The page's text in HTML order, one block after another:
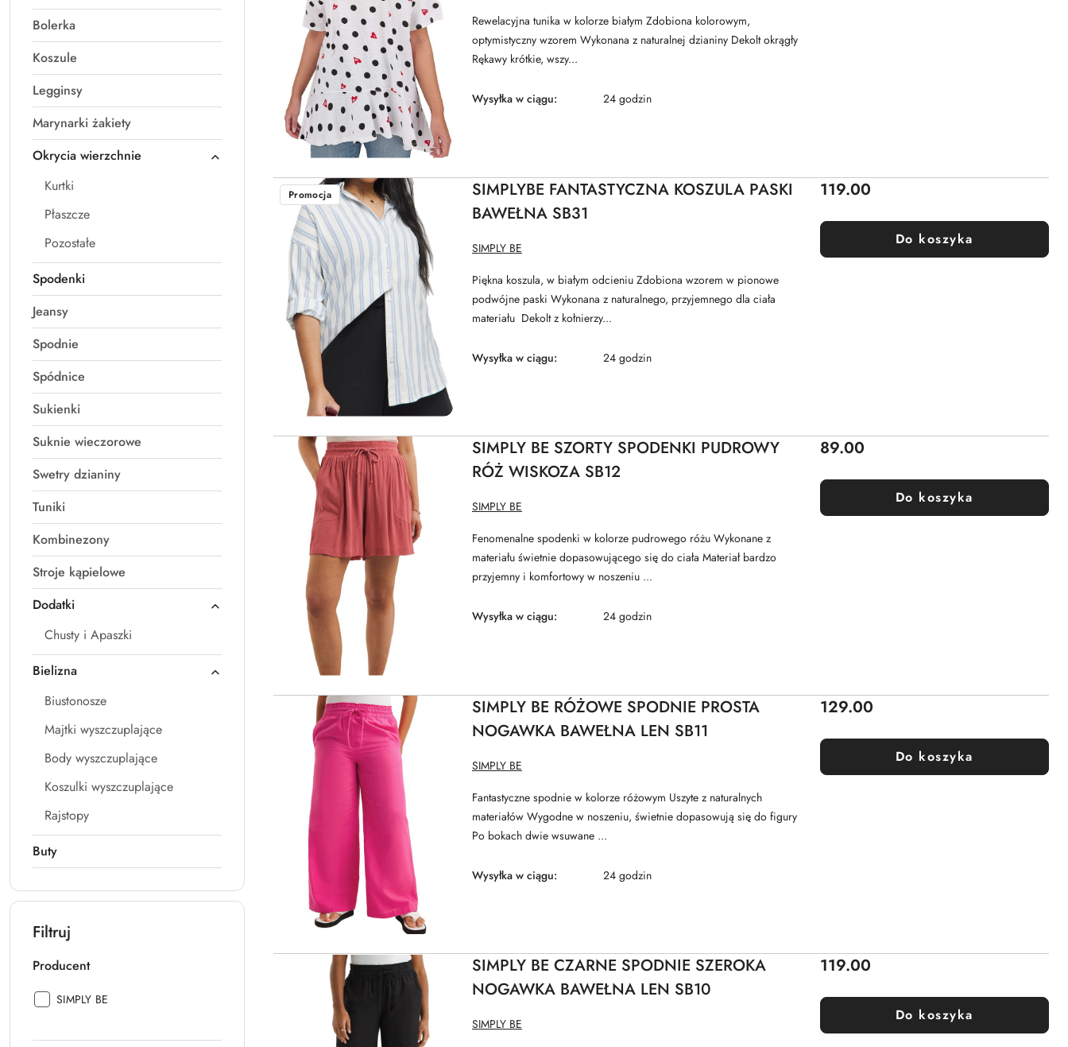
Bolerka
Koszule
Legginsy
Marynarki żakiety
Okrycia wierzchnie
Kurtki
Płaszcze
Pozostałe
Spodenki
Jeansy
Spodnie
Spódnice
Sukienki
Suknie wieczorowe
Swetry dzianiny
Tuniki
Kombinezony
Stroje kąpielowe
Dodatki
Chusty i Apaszki
Bielizna
Biustonosze
Majtki wyszczuplające
Body wyszczuplające
Koszulki wyszczuplające
Rajstopy
Buty
Filtruj
Producent
Producent:
SIMPLY BE
Rewelacyjna tunika w kolorze białym Zdobiona kolorowym,
optymistyczny wzorem Wykonana z naturalnej dzianiny Dekolt okrągły
Rękawy krótkie, wszy...
Wysyłka w ciągu: 24 godzin
SIMPLYBE FANTASTYCZNA KOSZULA PASKI
BAWEŁNA SB31
NAZWA
PRODUCENTA:
SIMPLY BE
Piękna koszula, w białym odcieniu Zdobiona wzorem w pionowe
podwójne paski Wykonana z naturalnego, przyjemnego dla ciała
materiału Dekolt z kołnierzy...
Wysyłka w ciągu: 24 godzin
Cena:
119.00
Do koszyka
Promocja
SIMPLY BE SZORTY SPODENKI PUDROWY
RÓŻ WISKOZA SB12
NAZWA
PRODUCENTA:
SIMPLY BE
Fenomenalne spodenki w kolorze pudrowego różu Wykonane z
materiału świetnie dopasowującego się do ciała Materiał bardzo
przyjemny i komfortowy w noszeniu ...
Wysyłka w ciągu: 24 godzin
Cena:
89.00
Do koszyka
SIMPLY BE RÓŻOWE SPODNIE PROSTA
NOGAWKA BAWEŁNA LEN SB11
NAZWA
PRODUCENTA:
SIMPLY BE
Fantastyczne spodnie w kolorze różowym Uszyte z naturalnych
materiałów Wygodne w noszeniu, świetnie dopasowują się do figury
Po bokach dwie wsuwane ...
Wysyłka w ciągu: 24 godzin
Cena:
129.00
Do koszyka
SIMPLY BE CZARNE SPODNIE SZEROKA
NOGAWKA BAWEŁNA LEN SB10
NAZWA
PRODUCENTA:
SIMPLY BE
Cena:
119.00
Do koszyka